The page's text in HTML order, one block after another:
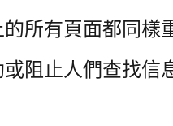
所有頁面都同樣
阻止人們查找信